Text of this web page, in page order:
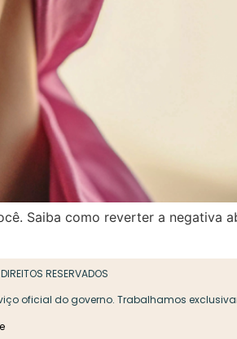
Saiba como reverter a negativa
RESERVADOS
oficial do governo. Trabalhamos